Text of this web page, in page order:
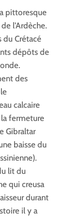
pittoresque
l’Ardèche.
Crétacé
dépôts de
des
calcaire
fermeture
Gibraltar
baisse du
lit du
qui creusa
durant
il y a